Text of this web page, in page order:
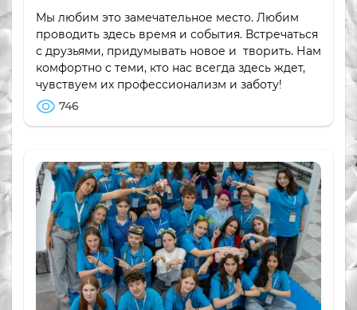
Мы любим это замечательное место. Любим
проводить здесь время и события. Встречаться
с друзьями, придумывать новое и творить. Нам
комфортно с теми, кто нас всегда здесь ждет,
чувствуем их профессионализм и заботу!
746